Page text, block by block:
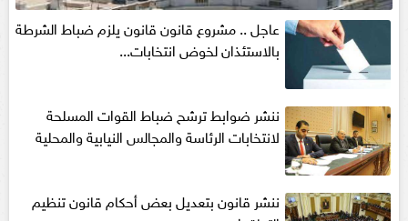
عاجل .. مشروع قانون قانون يلزم ضباط الشرطة
بالاستئذان لخوض انتخابات...
ننشر ضوابط ترشح ضباط القوات المسلحة
لانتخابات الرئاسة والمجالس النيابية والمحلية‎
ننشر قانون بتعديل بعض أحكام قانون تنظيم